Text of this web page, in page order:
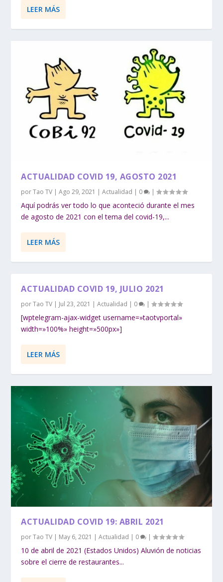
LEER MÁS
ACTUALIDAD COVID 19, AGOSTO 2021
porTao TV |Ago 29, 2021 |Actualidad | 0 |
Aquí podrás ver todo lo que aconteció durante el mes
de agosto de 2021 con el tema del covid-19,...
LEER MÁS
ACTUALIDAD COVID 19, JULIO 2021
porTao TV | Jul 23, 2021 |Actualidad | 0 |
[wptelegram-ajax-widget username=»taotvportal»
width=»100%» height=»500px»]
LEER MÁS
ACTUALIDAD COVID 19: ABRIL 2021
porTao TV | May 6, 2021 |Actualidad | 0 |
10 de abril de 2021 (Estados Unidos) Aluvión de noticias
sobre el cierre de restaurantes...